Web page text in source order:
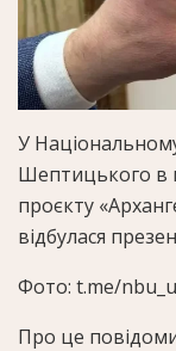
У
Шептицького в
проєкту
відбулася
Фото: t.me/
Про це